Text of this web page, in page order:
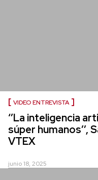
VIDEO ENTREVISTA
‘’La inteligencia
súper humanos’’,
VTEX
junio 18, 2025